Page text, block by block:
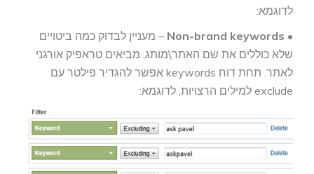
לדוגמא:
•
Non-brand keywords – מעניין לבדוק כמה ביטויים
שלא כוללים את שם האתר\מותג, מביאים טראפיק אורגני
לאתר. תחת דוח keywords אפשר להגדיר פילטר עם
exclude למילים הרצויות, לדוגמא: